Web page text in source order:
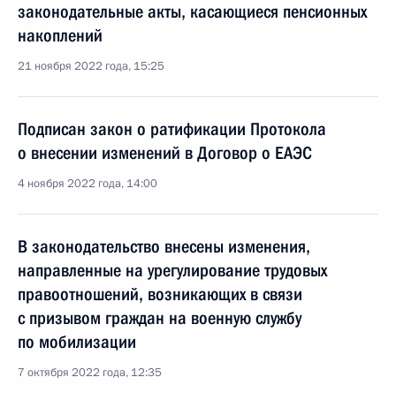
законодательные акты, касающиеся пенсионных
накоплений
21 ноября 2022 года, 15:25
Подписан закон о ратификации Протокола
о внесении изменений в Договор о ЕАЭС
4 ноября 2022 года, 14:00
В законодательство внесены изменения,
направленные на урегулирование трудовых
правоотношений, возникающих в связи
с призывом граждан на военную службу
по мобилизации
7 октября 2022 года, 12:35